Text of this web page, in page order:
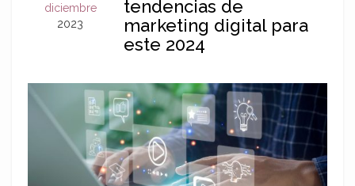
diciembre
2023
tendencias de
marketing digital para
este 2024